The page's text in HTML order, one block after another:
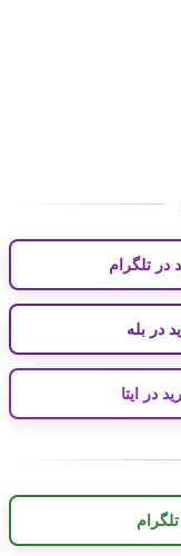
در تلگرام
در بله
در ایتا